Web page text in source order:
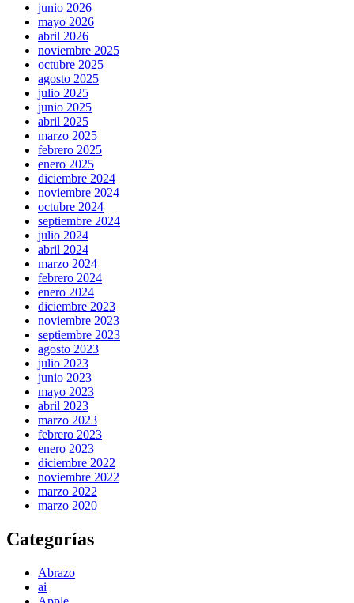
junio 2026
mayo 2026
abril 2026
noviembre 2025
octubre 2025
agosto 2025
julio 2025
junio 2025
abril 2025
marzo 2025
febrero 2025
enero 2025
diciembre 2024
noviembre 2024
octubre 2024
septiembre 2024
julio 2024
abril 2024
marzo 2024
febrero 2024
enero 2024
diciembre 2023
noviembre 2023
septiembre 2023
agosto 2023
julio 2023
junio 2023
mayo 2023
abril 2023
marzo 2023
febrero 2023
enero 2023
diciembre 2022
noviembre 2022
marzo 2022
marzo 2020
Categorías
Abrazo
ai